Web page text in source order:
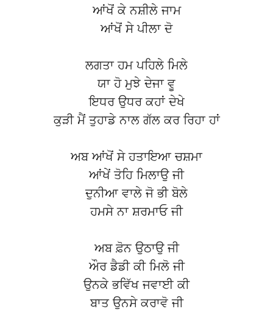
ਆਂਖੋਂ ਕੇ ਨਸ਼ੀਲੇ ਜਾਮ
ਆਂਖੋਂ ਸੇ ਪੀਲਾ ਦੋ
ਲਗਤਾ ਹਮ ਪਹਿਲੇ ਮਿਲੇ
ਯਾ ਹੋ ਮੁਝੇ ਦੇਜਾ ਵੂ
ਇਧਰ ਉਧਰ ਕਹਾਂ ਦੇਖੇ
ਕੁੜੀ ਮੈਂ ਤੁਹਾਡੇ ਨਾਲ ਗੱਲ ਕਰ ਰਿਹਾ ਹਾਂ
ਅਬ ਆਂਖੋਂ ਸੇ ਹਤਾਇਆ ਚਸ਼ਮਾ
ਆਂਖੇਂ ਤੋਹਿ ਮਿਲਾਉ ਜੀ
ਦੁਨੀਆ ਵਾਲੇ ਜੋ ਭੀ ਬੋਲੇ
ਹਮਸੇ ਨਾ ਸ਼ਰਮਾਓ ਜੀ
ਅਬ ਫ਼ੋਨ ਉਠਾਉ ਜੀ
ਔਰ ਡੈਡੀ ਕੀ ਮਿਲੋ ਜੀ
ਉਨਕੇ ਭਵਿੱਖ ਜਵਾਈ ਕੀ
ਬਾਤ ਉਨਸੇ ਕਰਾਵੋ ਜੀ